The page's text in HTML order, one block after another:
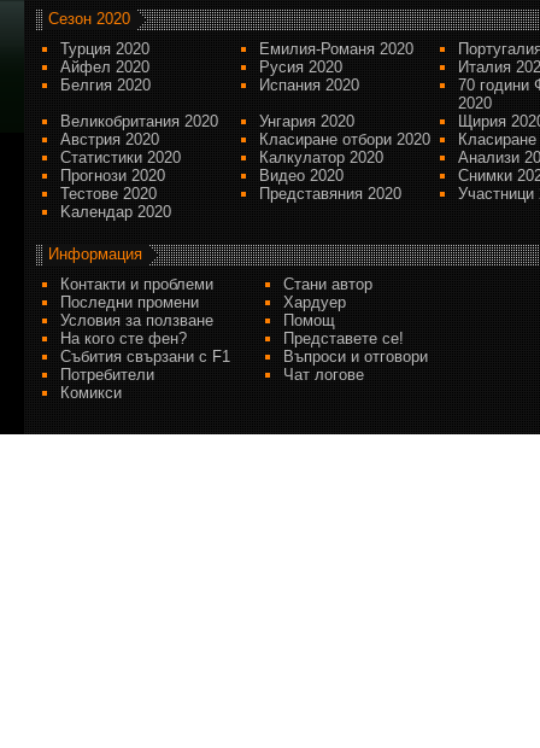
Сезон 2020
Турция 2020
Емилия-Романя 2020
Айфел 2020
Русия 2020
Италия
Белгия 2020
Испания 2020
70 години
2020
Великобритания 2020
Унгария 2020
Щирия
Австрия 2020
Класиране отбори 2020
Статистики 2020
Калкулатор 2020
Анализи
Прогнози 2020
Видео 2020
Снимки
Тестове 2020
Представяния 2020
Участници
Kалендар 2020
Информация
Контакти и проблеми
Стани автор
Последни промени
Хардуер
Условия за ползване
Помощ
На кого сте фен?
Представете се!
Събития свързани с F1
Въпроси и отговори
Потребители
Чат логове
Комикси